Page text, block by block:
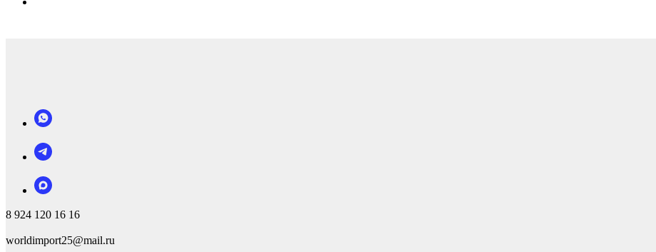
8 924 120 16 16
worldimport25@mail.ru